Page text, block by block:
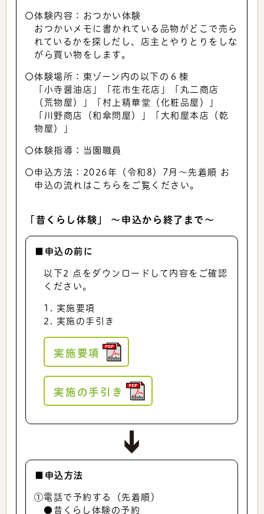
〇体験内容：おつかい体験
おつかいメモに書かれている品物がどこで売ら
れているかを探しだし、店主とやりとりをしな
がら買い物をします。
〇体験場所：東ゾーン内の以下の６棟
「小寺醤油店」「花市生花店」「丸二商店
（荒物屋）」「村上精華堂（化粧品屋）」
「川野商店（和傘問屋）」「大和屋本店（乾
物屋）」
〇体験指導：当園職員
〇申込方法：2026年（令和8）7月～先着順 お
申込の流れはこちらをご覧ください。
「昔くらし体験」 ～申込から終了まで～
■申込の前に
以下2 点をダウンロードして内容をご確認
ください。
1. 実施要項
2. 実施の手引き
実施要項
実施の手引き
■申込方法
①電話で予約する（先着順）
●昔くらし体験の予約